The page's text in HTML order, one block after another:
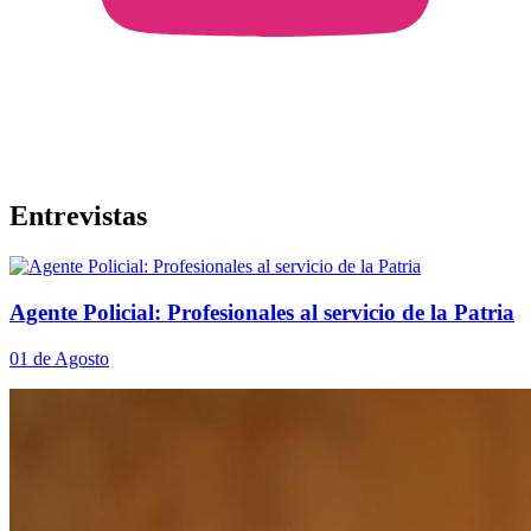
Entrevistas
Agente Policial: Profesionales al servicio de la Patria
01 de Agosto